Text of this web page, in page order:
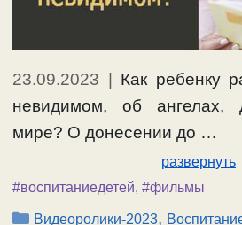
23.09.2023
Как ребенку
невидимом, об ангелах,
мире? О донесении до …
развернуть
#воспитаниедетей, #фильмы
Рубрики
Видеоролики-2023,